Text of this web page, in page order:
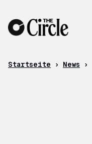
Startseite › News ›